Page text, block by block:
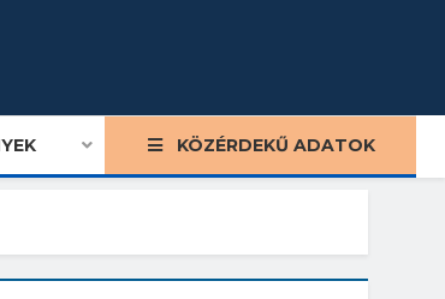
KÖZÉRDEKŰ ADATOK